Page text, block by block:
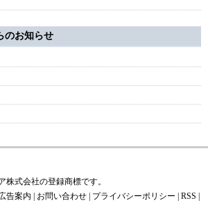
のお知らせ
株式会社の登録商標です。
告案内 お問い合わせ プライバシーポリシー RSS